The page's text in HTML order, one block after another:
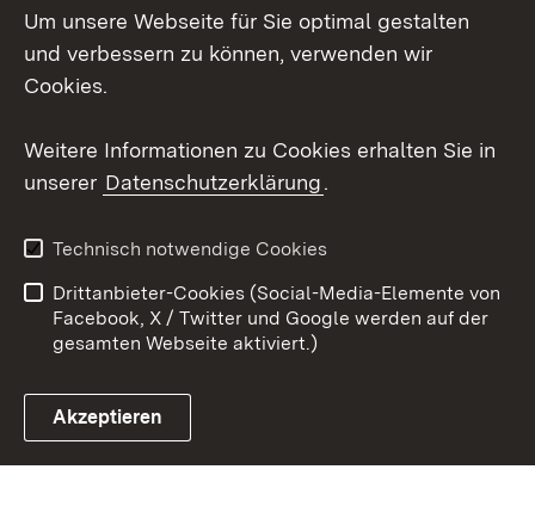
X / Twitter
Youtube
Link zum Landesportal
Kontakt
Datenschutz
Barrierefreiheit
Impressum Cookies
Um unsere Webseite für Sie optimal gestalten
und verbessern zu können, verwenden wir
Cookies.
Weitere Informationen zu Cookies erhalten Sie in
unserer Datenschutzerklärung.
Technisch notwendige Cookies
Drittanbieter-Cookies (Social-Media-Elemente von
Facebook, X / Twitter und Google werden auf der
gesamten Webseite aktiviert.)
Akzeptieren